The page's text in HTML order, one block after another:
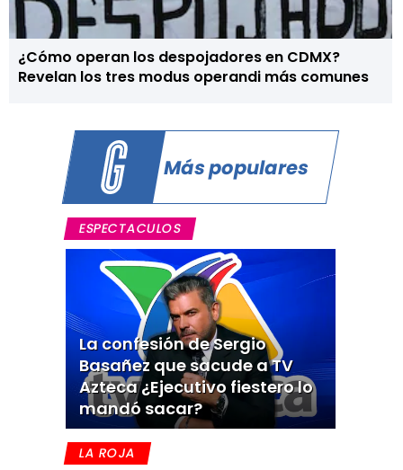
¿Cómo operan los despojadores en CDMX?
Revelan los tres modus operandi más comunes
Más populares
ESPECTACULOS
La confesión de Sergio
Basañez que sacude a TV
Azteca ¿Ejecutivo fiestero lo
mandó sacar?
LA ROJA